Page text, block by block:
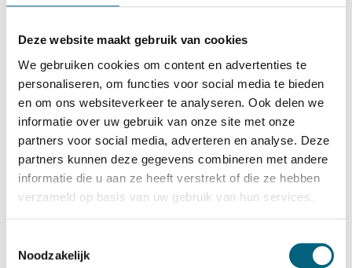
Deze website maakt gebruik van cookies
We gebruiken cookies om content en advertenties te
personaliseren, om functies voor social media te bieden
en om ons websiteverkeer te analyseren. Ook delen we
informatie over uw gebruik van onze site met onze
partners voor social media, adverteren en analyse. Deze
partners kunnen deze gegevens combineren met andere
informatie die u aan ze heeft verstrekt of die ze hebben
verzameld op basis van uw gebruik van hun services.
Noodzakelijk
SISTEC
Bekijk alles Inbraakwerende Kluis
3.639,-
Op voorraad: .
Bekijk de reviews
Officieel ECB-S gecertificeerde brand en inbraakwerende
kluis in de klasse S2 / grade S2 / CEN S2 conform EN
papier)....Toon meer